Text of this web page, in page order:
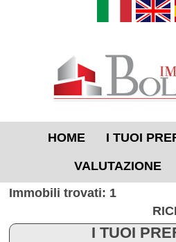
HOME I TUOI
VALUTAZIONE
Immobili trovati: 1
I TUOI